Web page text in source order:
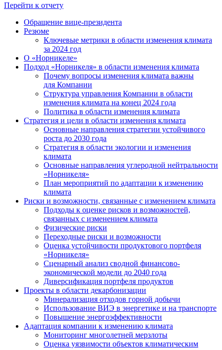
Перейти к отчету
Обращение вице-президента
Резюме
Ключевые метрики в области изменения климата
за 2024 год
О «Норникеле»
Подход «Норникеля» в области изменения климата
Почему вопросы изменения климата важны
для Компании
Структура управления Компании в области
изменения климата на конец 2024 года
Политика в области изменения климата
Стратегия и цели в области изменения климата
Основные направления стратегии устойчивого
роста до 2030 года
Стратегия в области экологии и изменения
климата
Основные направления углеродной нейтральности
«Норникеля»
План мероприятий по адаптации к изменению
климата
Риски и возможности, связанные с изменением климата
Подходы к оценке рисков и возможностей,
связанных с изменением климата
Физические риски
Переходные риски и возможности
Оценка устойчивости продуктового портфеля
«Норникеля»
Сценарный анализ сводной финансово-
экономической модели до 2040 года
Диверсификация портфеля продуктов
Проекты в области декарбонизации
Минерализация отходов горной добычи
Использование ВИЭ в энергетике и на транспорте
Повышение энергоэффективности
Адаптация компании к изменению климата
Мониторинг многолетней мерзлоты
Оценка уязвимости объектов климатическим